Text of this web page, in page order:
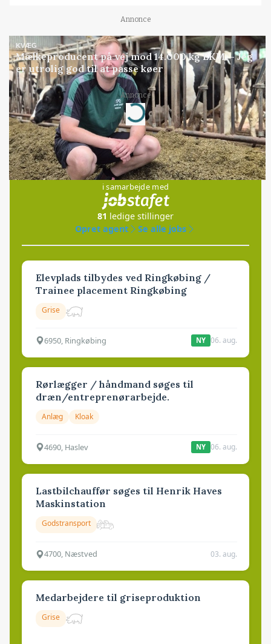
Annonce
KVÆG
Mælkeproducent på vej mod 14.000 kg EKM: - Jeg
er utrolig god til at passe køer
Annonce
Loading...
Jobs
i samarbejde med
81 ledige stillinger
Opret agent
Se alle jobs
Elevplads tilbydes ved Ringkøbing /
Trainee placement Ringkøbing
Grise
6950, Ringkøbing NY 06. aug.
Rørlægger / håndmand søges til
dræn/entreprenørarbejde.
Anlæg Kloak
4690, Haslev NY 06. aug.
Lastbilchauffør søges til Henrik Haves
Maskinstation
Godstransport
4700, Næstved 03. aug.
Medarbejdere til griseproduktion
Grise